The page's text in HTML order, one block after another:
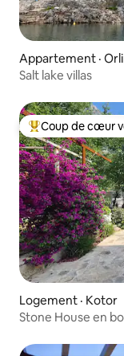
Appartement ·
Salt lake villas
Coup de cœur
Coup de cœur
Logement · Kotor
Stone House en